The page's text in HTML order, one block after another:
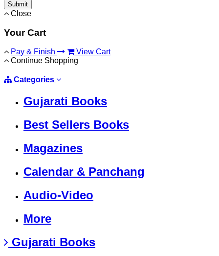
Submit
Close
Your Cart
Pay & Finish
View Cart
Continue Shopping
Categories
Gujarati Books
Best Sellers Books
Magazines
Calendar & Panchang
Audio-Video
More
Gujarati Books